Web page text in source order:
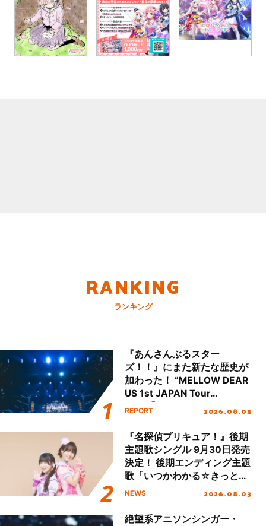
RANKING
ランキング
『あんさんぶるスター
ズ！！』にまた新たな歴史が
加わった！ “MELLOW DEAR
US 1st JAPAN Tour
Final「NICE to meet YOU
ート!!
REPORT 2026.08.03
『名探偵プリキュア！』後期
主題歌シングル 9月30日発売
決定！ 後期エンディング主題
歌「いつかわかる☆きっとあ
える」TVサイズ先行配信開
NEWS 2026.08.03
絶望系アニソンシンガー・